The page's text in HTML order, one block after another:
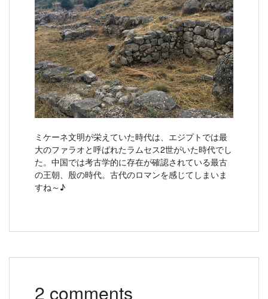
ミケーネ文明が栄えていた時代は、エジプトでは最
大のファラオと呼ばれたラムセス2世がいた時代でし
た。中国では考古学的に存在が確認されている最古
の王朝、殷の時代。古代のロマンを感じてしまいま
すね～♪
2 comments